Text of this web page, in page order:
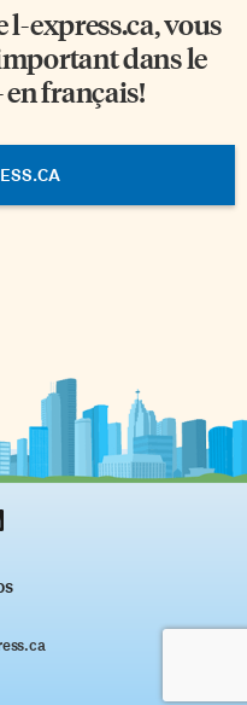
l-express.ca, vous
dans le
français!